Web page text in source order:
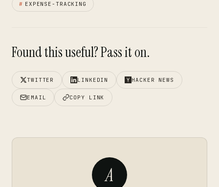
# EXPENSE-TRACKING
Found this useful? Pass it on.
TWITTER LINKEDIN HACKER NEWS
EMAIL COPY LINK
A